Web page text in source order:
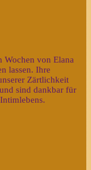
Wochen von Elana
lassen. Ihre
Zärtlichkeit
sind dankbar für